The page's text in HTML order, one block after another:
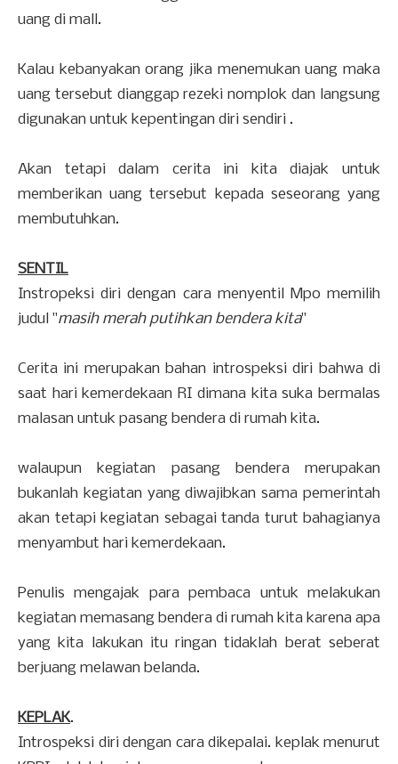
uang di mall.
Kalau kebanyakan orang jika menemukan uang maka
uang tersebut dianggap rezeki nomplok dan langsung
digunakan untuk kepentingan diri sendiri .
Akan tetapi dalam cerita ini kita diajak untuk
memberikan uang tersebut kepada seseorang yang
membutuhkan.
SENTIL
Instropeksi diri dengan cara menyentil Mpo memilih
judul "masih merah putihkan bendera kita"
Cerita ini merupakan bahan introspeksi diri bahwa di
saat hari kemerdekaan RI dimana kita suka bermalas
malasan untuk pasang bendera di rumah kita.
walaupun kegiatan pasang bendera merupakan
bukanlah kegiatan yang diwajibkan sama pemerintah
akan tetapi kegiatan sebagai tanda turut bahagianya
menyambut hari kemerdekaan.
Penulis mengajak para pembaca untuk melakukan
kegiatan memasang bendera di rumah kita karena apa
yang kita lakukan itu ringan tidaklah berat seberat
berjuang melawan belanda.
KEPLAK.
Introspeksi diri dengan cara dikepalai. keplak menurut